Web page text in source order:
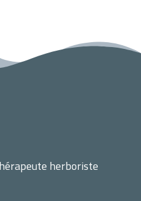
herboriste